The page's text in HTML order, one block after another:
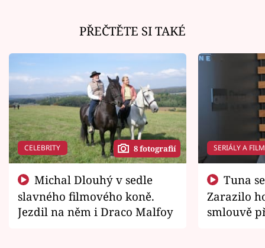
PŘEČTĚTE SI TAKÉ
CELEBRITY 8 fotografií
slavného filmového koně.
Jezdil na něm i Draco Malfoy
SERIÁLY A
Zarazilo
smlouvě